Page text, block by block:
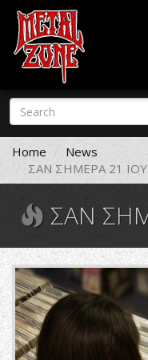
Skip
main
content
Search
form
Search
Home
News
ΣΑΝ ΣΗΜΕΡΑ 21
ΣΑΝ ΣΗΜΕΡΑ
16.jpg